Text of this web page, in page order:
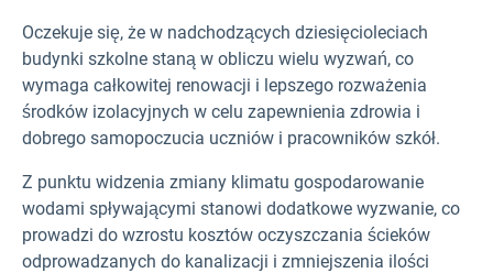
Oczekuje się, że w nadchodzących dziesięcioleciach
budynki szkolne staną w obliczu wielu wyzwań, co
wymaga całkowitej renowacji i lepszego rozważenia
środków izolacyjnych w celu zapewnienia zdrowia i
dobrego samopoczucia uczniów i pracowników szkół.
Z punktu widzenia zmiany klimatu gospodarowanie
wodami spływającymi stanowi dodatkowe wyzwanie, co
prowadzi do wzrostu kosztów oczyszczania ścieków
odprowadzanych do kanalizacji i zmniejszenia ilości